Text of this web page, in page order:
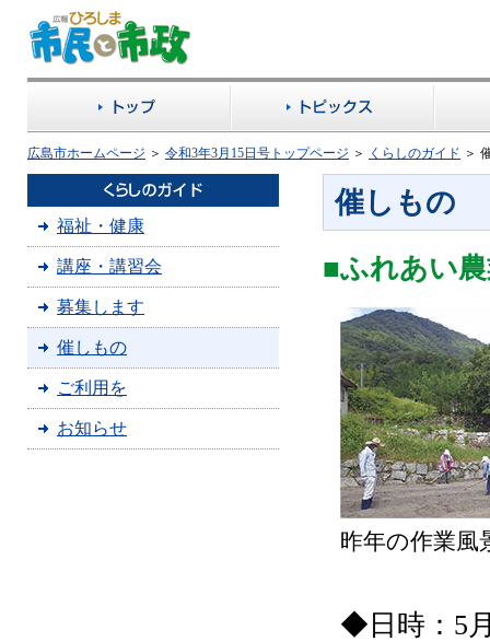
広島市ホームページ ＞ 令和3年3月15日号トップページ ＞ くらしのガイド ＞
催しもの
■ふれあい
昨年の作業風
◆日時：5
福祉・健康
講座・講習会
募集します
催しもの
ご利用を
お知らせ